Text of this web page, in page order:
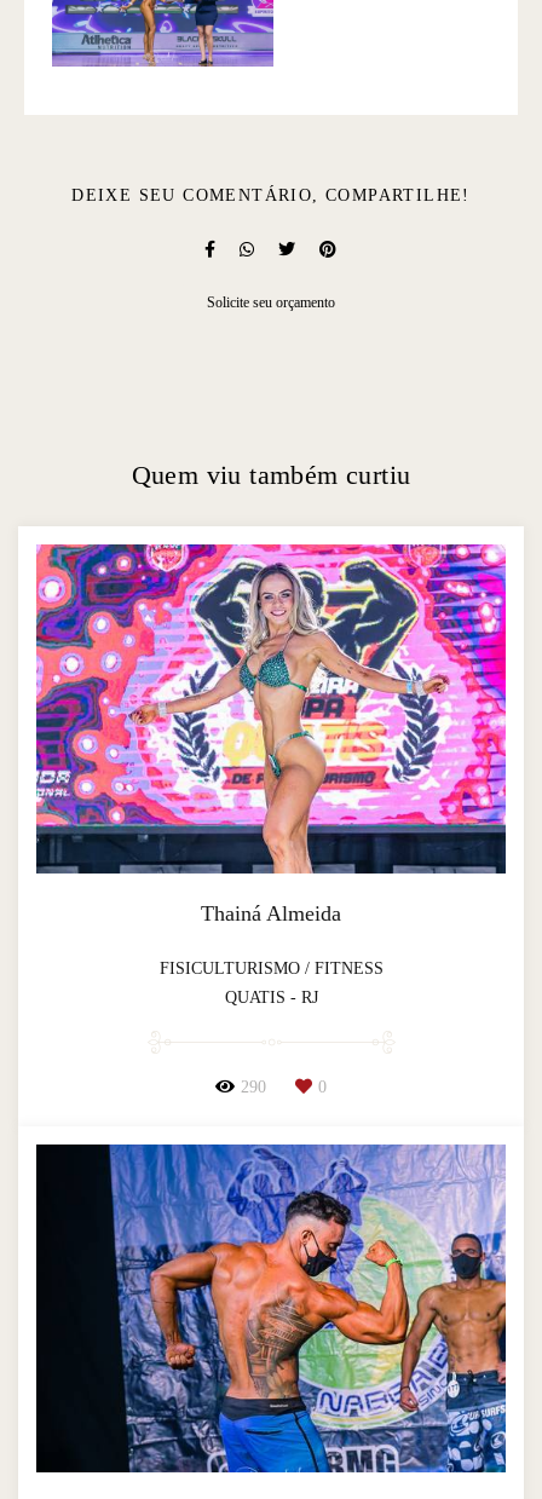
DEIXE SEU COMENTÁRIO, COMPARTILHE!
Solicite seu orçamento
Quem viu também curtiu
Thainá Almeida
FISICULTURISMO / FITNESS
QUATIS - RJ
290 0